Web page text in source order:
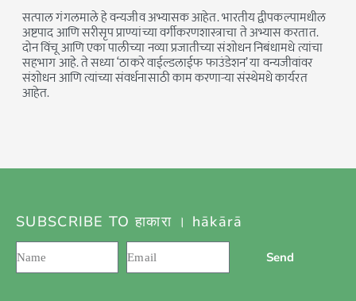
सत्पाल गंगलमाले हे वन्यजीव अभ्यासक आहेत. भारतीय द्वीपकल्पामधील
अष्टपाद आणि सरीसृप प्राण्यांच्या वर्गीकरणशास्त्राचा ते अभ्यास करतात.
दोन विंचू आणि एका पालीच्या नव्या प्रजातीच्या संशोधन निबंधामधे त्यांचा
सहभाग आहे. ते सध्या ‘ठाकरे वाईल्डलाईफ फाउंडेशन’ या वन्यजीवांवर
संशोधन आणि त्यांच्या संवर्धनासाठी काम करणार्‍या संस्थेमधे कार्यरत
आहेत.
SUBSCRIBE TO हाकारा । hākārā
Send